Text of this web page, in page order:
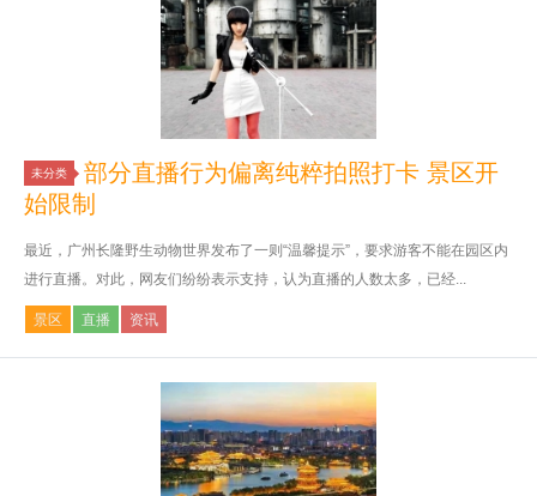
未分类
部分直播行为偏离纯粹拍照打卡 景区开
始限制
最近，广州长隆野生动物世界发布了一则“温馨提示”，要求游客不能在园区内
进行直播。对此，网友们纷纷表示支持，认为直播的人数太多，已经...
景区 直播 资讯